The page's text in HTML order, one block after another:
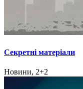
Секретні матеріали
Новини, 2+2